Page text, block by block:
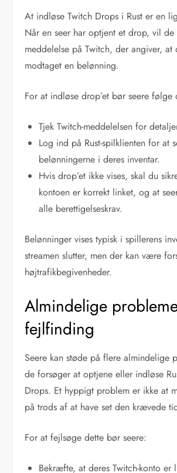
At indløse Twitch Drops i Rust er en
Når en seer har optjent et drop, vil
meddelelse på Twitch, der angiver, at
modtaget en belønning.
For at indløse drop’et bør seere følge
Tjek Twitch-meddelelsen for
Log ind på Rust-spilklienten for at
belønningerne i deres inventar.
Hvis drop’et ikke vises, skal du
kontoen er korrekt linket, og at
alle berettigelseskrav.
Belønninger vises typisk i spillerens
streamen slutter, men der kan være
højtrafikbegivenheder.
Almindelige
fejlfinding
Seere kan støde på flere almindelige
de forsøger at optjene eller indløse
Drops. Et hyppigt problem er ikke at
på trods af at have set den krævede
For at fejlsøge dette bør seere:
Bekræfte, at deres Twitch-konto er